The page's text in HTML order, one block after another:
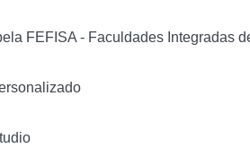
FEFISA - Faculdades Integradas